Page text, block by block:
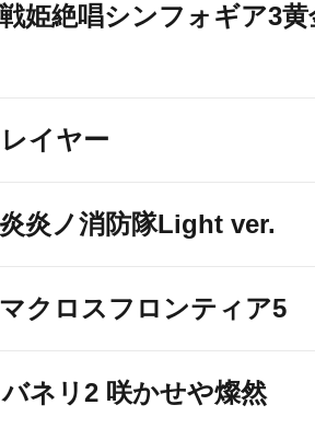
姫絶唱シンフォギア3黄
イヤー
炎ノ消防隊Light ver.
クロスフロンティア5
ネリ2 咲かせや燦然